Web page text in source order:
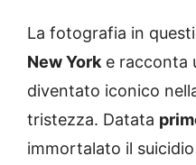
La fotografia in
New York e racconta
diventato iconico
tristezza. Datata
immortalato il